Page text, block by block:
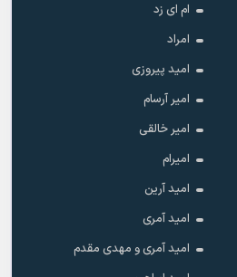
ام ای زد
امراد
امید پیروزی
امیر آرسام
امیر خالقى
امیرام
امید آرین
امید آمری
امید آمری و مهدی مقدم